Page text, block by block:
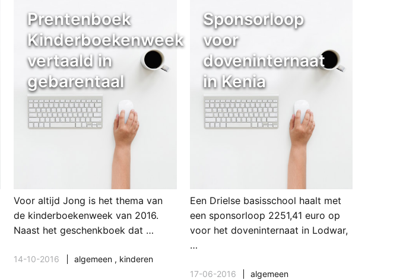
Prentenboek
Kinderboekenweek
vertaald in
gebarentaal
Voor altijd Jong is het thema van
de kinderboekenweek van 2016.
Naast het geschenkboek dat …
14-10-2016 algemeen , kinderen
Sponsorloop
voor
doveninternaat
in Kenia
Een Drielse basisschool haalt met
een sponsorloop 2251,41 euro op
voor het doveninternaat in Lodwar,
…
17-06-2016 algemeen